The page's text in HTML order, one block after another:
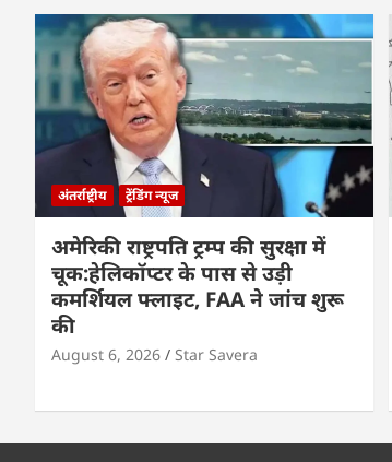
अंतर्राष्ट्रीय ट्रेंडिंग न्यूज
अमेरिकी राष्ट्रपति ट्रम्प की सुरक्षा में
चूक:हेलिकॉप्टर के पास से उड़ी
कमर्शियल फ्लाइट, FAA ने जांच शुरू
की
August 6, 2026 Star Savera